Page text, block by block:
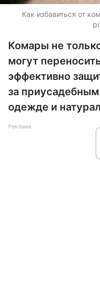
Как избавиться от
Комары не
могут
эффективно
за
одежде и
Реклама